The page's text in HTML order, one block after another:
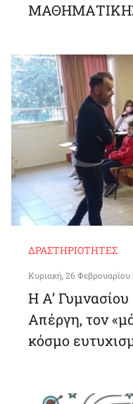
ΔΡΑΣΤΗΡΙΌΤΗΤΕΣ
Κυριακή, 26 Φεβρουαρίου
Η Α’
Απέργη, τον
κόσμο